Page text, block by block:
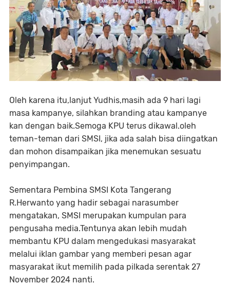
Oleh karena itu,lanjut Yudhis,masih ada 9 hari lagi
masa kampanye, silahkan branding atau kampanye
kan dengan baik.Semoga KPU terus dikawal.oleh
teman-teman dari SMSI, jika ada salah bisa diingatkan
dan mohon disampaikan jika menemukan sesuatu
penyimpangan.
Sementara Pembina SMSI Kota Tangerang
R.Herwanto yang hadir sebagai narasumber
mengatakan, SMSI merupakan kumpulan para
pengusaha media.Tentunya akan lebih mudah
membantu KPU dalam mengedukasi masyarakat
melalui iklan gambar yang memberi pesan agar
masyarakat ikut memilih pada pilkada serentak 27
November 2024 nanti.